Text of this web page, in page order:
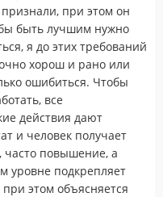
при этом он
быть лучшим нужно
я до этих требований
хорош и рано или
ошибиться. Чтобы
все
действия дают
и человек получает
часто повышение, а
уровне подкрепляет
этом объясняется